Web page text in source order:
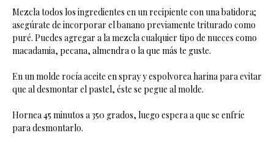
Mezcla todos los ingredientes en un recipiente con una batidora;
asegúrate de incorporar el banano previamente triturado como
puré. Puedes agregar a la mezcla cualquier tipo de nueces como
macadamia, pecana, almendra o la que más te guste.
En un molde rocía aceite en spray y espolvorea harina para evitar
que al desmontar el pastel, éste se pegue al molde.
Hornea 45 minutos a 350 grados, luego espera a que se enfríe
para desmontarlo.